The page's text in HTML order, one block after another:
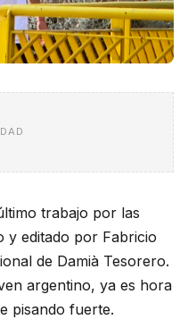
trabajo por las
y editado por Fabricio
de Damià Tesorero.
argentino, ya es hora
pisando fuerte.